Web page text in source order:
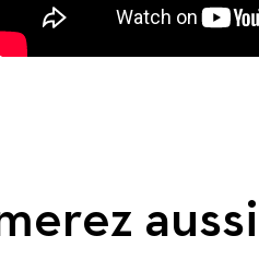
aussi